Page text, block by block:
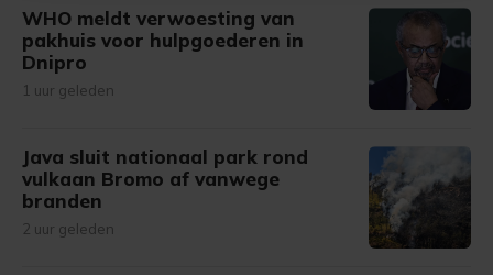
onze cookiepagina kun je ons cookiebeleid bekijken en je
gemaakte keuze altijd wijzigen of intrekken.
WHO meldt verwoesting van
pakhuis voor hulpgoederen in
Dnipro
1 uur geleden
Java sluit nationaal park rond
vulkaan Bromo af vanwege
branden
2 uur geleden